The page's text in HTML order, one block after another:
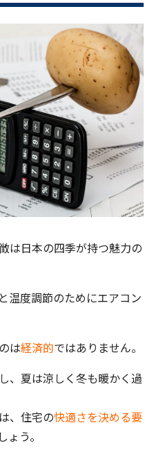
は日本の四季が持つ魅力の
温度調節のためにエアコン
は経済的ではありません。
、夏は涼しく冬も暖かく過
、住宅の快適さを決める要
ょう。